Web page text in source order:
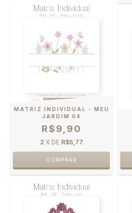
MATRIZ INDIVIDUAL - MEU
JARDIM 04
R$9,90
2 X DE R$5,77